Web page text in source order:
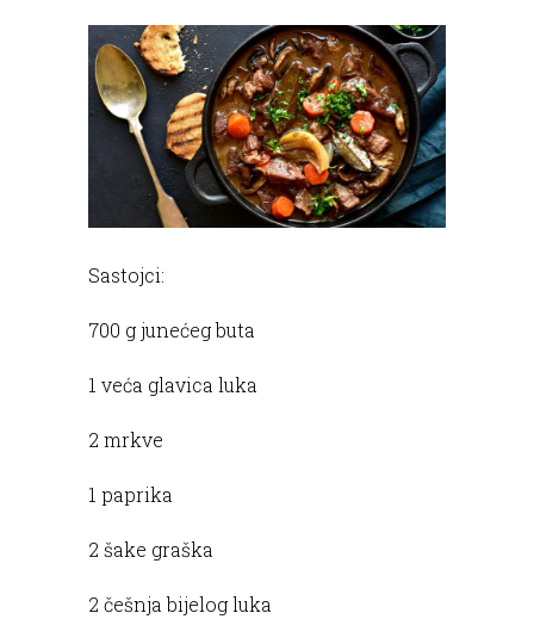
Sastojci:
700 g junećeg buta
1 veća glavica luka
2 mrkve
1 paprika
2 šake graška
2 češnja bijelog luka